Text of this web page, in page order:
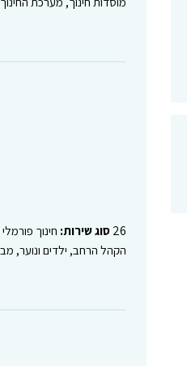
26 סוג שירות: חינוך
הקהל הרחב, ילדים ונוער,